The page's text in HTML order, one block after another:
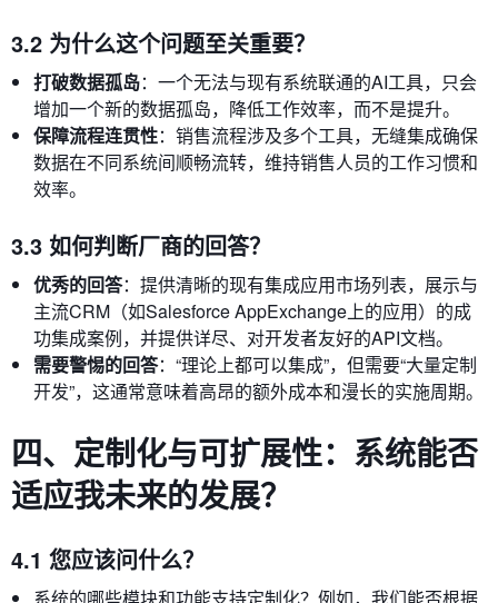
3.2 为什么这个问题至关重要？
打破数据孤岛：一个无法与现有系统联通的AI工具，只会
增加一个新的数据孤岛，降低工作效率，而不是提升。
保障流程连贯性：销售流程涉及多个工具，无缝集成确保
数据在不同系统间顺畅流转，维持销售人员的工作习惯和
效率。
3.3 如何判断厂商的回答？
优秀的回答：提供清晰的现有集成应用市场列表，展示与
主流CRM（如Salesforce AppExchange上的应用）的成
功集成案例，并提供详尽、对开发者友好的API文档。
需要警惕的回答：“理论上都可以集成”，但需要“大量定制
开发”，这通常意味着高昂的额外成本和漫长的实施周期。
四、定制化与可扩展性：系统能否
适应我未来的发展？
4.1 您应该问什么？